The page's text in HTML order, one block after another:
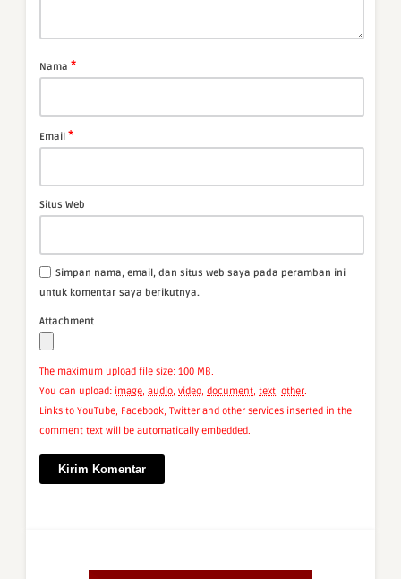
Nama *
Email *
Situs Web
Simpan nama, email, dan situs web saya pada peramban ini
untuk komentar saya berikutnya.
Attachment
The maximum upload file size: 100 MB.
You can upload: image, audio, video, document, text, other.
Links to YouTube, Facebook, Twitter and other services inserted in the
comment text will be automatically embedded.